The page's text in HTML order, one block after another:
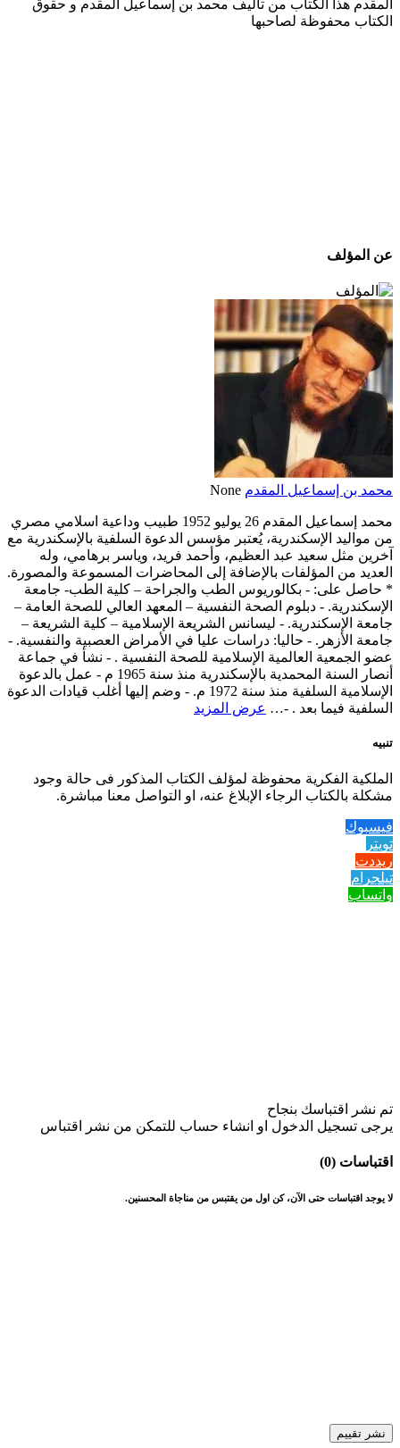
المقدم هذا الكتاب من تأليف محمد بن إسماعيل المقدم و حقوق
الكتاب محفوظة لصاحبها
عن المؤلف
محمد بن إسماعيل المقدم None
محمد إسماعيل المقدم 26 يوليو 1952 طبيب وداعية اسلامي مصري
من مواليد الإسكندرية، يُعتبر مؤسس الدعوة السلفية بالإسكندرية مع
آخرين مثل سعيد عبد العظيم، وأحمد فريد، وياسر برهامي، وله
العديد من المؤلفات بالإضافة إلى المحاضرات المسموعة والمصورة.
* حاصل على: - بكالوريوس الطب والجراحة – كلية الطب- جامعة
الإسكندرية. - دبلوم الصحة النفسية – المعهد العالي للصحة العامة –
جامعة الإسكندرية. - ليسانس الشريعة الإسلامية – كلية الشريعة –
جامعة الأزهر. - حاليا: دراسات عليا في الأمراض العصبية والنفسية. -
عضو الجمعية العالمية الإسلامية للصحة النفسية . - نشأ في جماعة
أنصار السنة المحمدية بالإسكندرية منذ سنة 1965 م - عمل بالدعوة
الإسلامية السلفية منذ سنة 1972 م. - وضم إليها أغلب قيادات الدعوة
السلفية فيما بعد . -… عرض المزيد
تنبيه
الملكية الفكرية محفوظة لمؤلف الكتاب المذكور فى حالة وجود
مشكلة بالكتاب الرجاء الإبلاغ عنه، او التواصل معنا مباشرة.
فيسبوك
تويتر
ريددت
تيلجرام
واتساب
تم نشر اقتباسك بنجاح
يرجى تسجيل الدخول او انشاء حساب للتمكن من نشر اقتباس
اقتباسات (0)
لا يوجد اقتباسات حتى الآن، كن اول من يقتبس من مناجاة المحسنين.
نشر تقييم